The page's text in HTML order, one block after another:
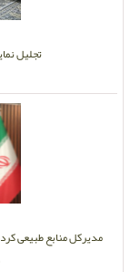
مدیرکل منابع طبیعی
تجلیل